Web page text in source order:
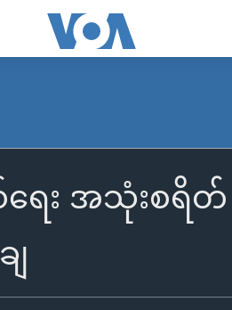
း အသုံးစရိတ်